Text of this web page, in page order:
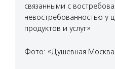
связанными с
невостребованностью у
продуктов и услуг»
Фото: «Душевная